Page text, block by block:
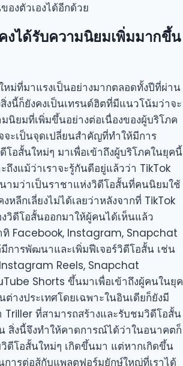
งตัวเองได้อีกด้วย
งได้รับความนิยมเพิ่มมากขึ้น
หม่ที่มาแรงเป็นอย่างมากตลอดทั้งปีที่ผ่าน
งนี้ก็ยังคงเป็นเทรนด์ฮิตที่มีแนวโน้มว่าจะ
นิยมที่เพิ่มขึ้นอย่างต่อเนื่องของผู้บริโภค
ะเป็นจุดเปลี่ยนสำคัญที่ทำให้มีการ
อสั้นใหม่ๆ มาเพื่อเข้าถึงผู้บริโภคในยุคนี้
ถึงแม้ว่าเราจะรู้กันดีอยู่แล้วว่า TikTok
ามว่าเป็นราชาแห่งวิดีโอสั้นที่คนนิยมใช้
หลีกเลี่ยงไม่ได้เลยว่าหลังจากที่ TikTok
วิดีโอสั้นออกมาให้ผู้คนได้เห็นแล้ว
ทิ Facebook, Instagram, Snapchat
การพัฒนาและเพิ่มฟีเจอร์วิดีโอสั้น เช่น
Reels, Snapchat
Shorts ขึ้นมาเพื่อเข้าถึงผู้คนในยุค
างประเทศโดยเฉพาะในอินเดียก็ยังมี
ที่สามารถสร้างและรับชมวิดีโอสั้น
สิ่งนี้จึงทำให้คาดการณ์ได้ว่าในอนาคตก็
ดีโอสั้นใหม่ๆ เกิดขึ้นมา แต่หากเกิดขึ้น
การต่อสู้กับแพลตฟอร์มยักษ์ใหญ่ที่เราได้